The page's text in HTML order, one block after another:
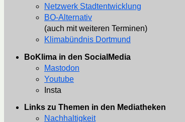
Netzwerk Stadtentwicklung
BO-Alternativ
(auch mit weiteren Terminen)
Klimabündnis Dortmund
BoKlima in den SocialMedia
Mastodon
Youtube
Insta
Links zu Themen in den Mediatheken
Nachhaltigkeit